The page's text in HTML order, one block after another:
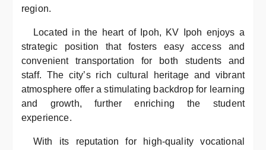
region.
Located in the heart of Ipoh, KV Ipoh enjoys a
strategic position that fosters easy access and
convenient transportation for both students and
staff. The city’s rich cultural heritage and vibrant
atmosphere offer a stimulating backdrop for learning
and growth, further enriching the student
experience.
With its reputation for high-quality vocational